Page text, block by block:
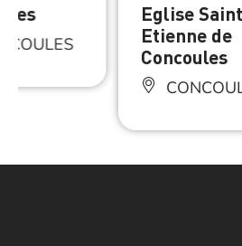
Eglise
Etienne de
Concoules